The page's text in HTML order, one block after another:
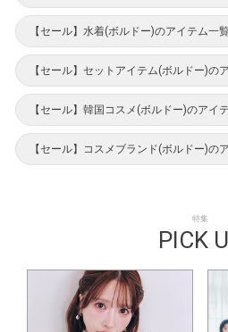
【セール】水着(ボルドー)のアイテム一
【セール】セットアイテム(ボルドー)の
【セール】韓国コスメ(ボルドー)のアイ
【セール】コスメブランド(ボルドー)の
特集
PICK